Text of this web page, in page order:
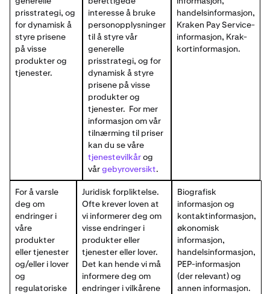
prisstrategi, og
for dynamisk å
styre prisene
på visse
produkter og
tjenester.
interesse å bruke
personopplysninger
til å styre vår
generelle
prisstrategi, og for
dynamisk å styre
prisene på visse
produkter og
tjenester. For mer
informasjon om vår
tilnærming til priser
kan du se våre
tjenestevilkårog
vårgebyroversikt.
handelsinformasjon,
Kraken Pay Service-
informasjon, Krak-
kortinformasjon.
For å varsle
deg om
endringer i
våre
produkter
eller tjenester
og/eller i lover
og
regulatoriske
Juridisk forpliktelse.
Ofte krever loven at
vi informerer deg om
visse endringer i
produkter eller
tjenester eller lover.
Det kan hende vi må
informere deg om
endringer i vilkårene
Biografisk
informasjon og
kontaktinformasjon,
økonomisk
informasjon,
handelsinformasjon,
PEP-informasjon
(der relevant) og
annen informasjon.